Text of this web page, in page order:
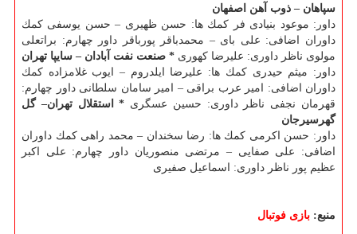
سپاهان – ذوب آهن اصفهان
داور: موعود بنیادی فر كمك ها: حسن ظهیری – حسن یوسفی كمك
داوران اضافی: علی بای – محمدباقر پورباقر داور چهارم: براتعلی
مولوی ناظر داوری: علیرضا كهوری * صنعت نفت آبادان – سایپا تهران
داور: میثم حیدری كمك ها: علیرضا ایلدروم – ایوب غلامزاده كمك
داوران اضافی: امیر عرب براقی – امیر سامان سلطانی داور چهارم:
قهرمان نجفی ناظر داوری: حسین عسگری * استقلال تهران– گل
گهرسیرجان
داور: حسن اكرمی كمك ها: رضا سخندان – محمد راهی كمك داوران
اضافی: علی صفایی – مرتضی منصوریان داور چهارم: علی اكبر
عظیم پور ناظر داوری: اسماعیل صفیری
منبع: بازی فوتبال